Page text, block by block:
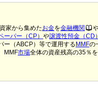
家から集めたお金を金融機関
ーパー（CP） や譲渡性預金（CD）
ー（ABCP）等で運用する MMFの
MMF市場全体の資産残高の35％